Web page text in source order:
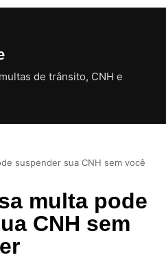
de trânsito, CNH e
ATIVAR O SOM
suspender sua CNH sem você
multa pode
CNH sem